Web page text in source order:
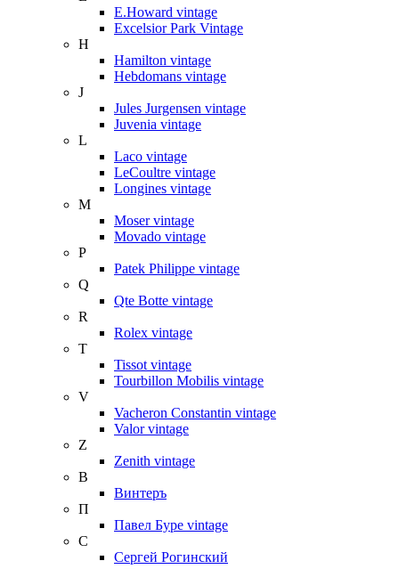
E.Howard vintage
Excelsior Park Vintage
H
Hamilton vintage
Hebdomans vintage
J
Jules Jurgensen vintage
Juvenia vintage
L
Laco vintage
LeCoultre vintage
Longines vintage
M
Moser vintage
Movado vintage
P
Patek Philippe vintage
Q
Qte Botte vintage
R
Rolex vintage
T
Tissot vintage
Tourbillon Mobilis vintage
V
Vacheron Constantin vintage
Valor vintage
Z
Zenith vintage
В
Винтеръ
П
Павел Буре vintage
С
Сергей Рогинский